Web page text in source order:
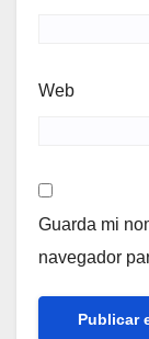
Web
Guarda mi
navegador